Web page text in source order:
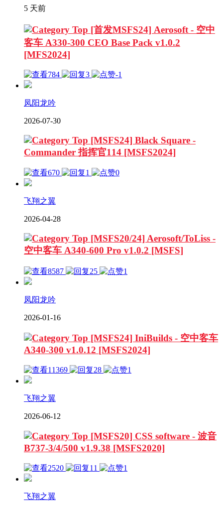
5 天前
[首发MSFS24] Aerosoft - 空中
客车 A330-300 CEO Base Pack v1.0.2
[MFS2024]
784 3 -1
凤阳龙吟
2026-07-30
[MSFS24] Black Square -
Commander 指挥官114 [MSFS2024]
670 1 0
飞翔之翼
2026-04-28
[MSFS20/24] Aerosoft/ToLiss -
空中客车 A340-600 Pro v1.0.2 [MSFS]
8587 25 1
凤阳龙吟
2026-01-16
[MSFS24] IniBuilds - 空中客车
A340-300 v1.0.12 [MSFS2024]
11369 28 1
飞翔之翼
2026-06-12
[MSFS20] CSS software - 波音
B737-3/4/500 v1.9.38 [MSFS2020]
2520 11 1
飞翔之翼